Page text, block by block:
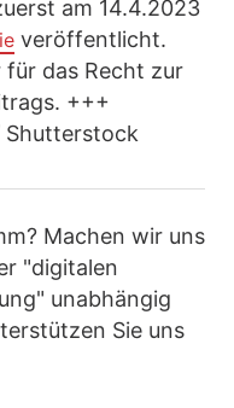
am 14.4.2023
veröffentlicht.
das Recht zur
+++
Shutterstock
Machen wir uns
"digitalen
unabhängig
Sie uns